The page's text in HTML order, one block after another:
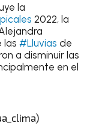
la
2022, la
las #Lluvias de
a disminuir las
en el